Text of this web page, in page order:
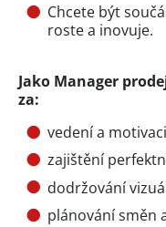
Chcete být
roste a inovuje.
Jako Manager
za:
vedení a
zajištění
dodržování
plánování směn